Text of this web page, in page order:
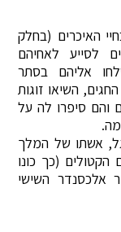
האיכרים (בחלק
לסייע לאחיהם
אליהם בסתר
השיאו זוגות
והם סיפרו לה על
אשתו של המלך
(כך כונו
אלכסנדר השישי